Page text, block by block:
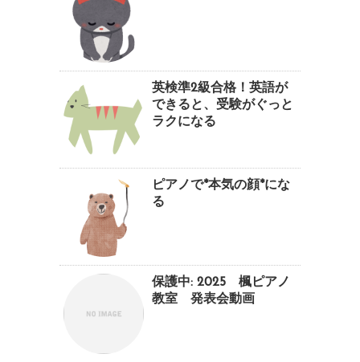
英検準2級合格！英語が
できると、受験がぐっと
ラクになる
ピアノで*本気の顔*にな
る
保護中: 2025 楓ピアノ
教室 発表会動画